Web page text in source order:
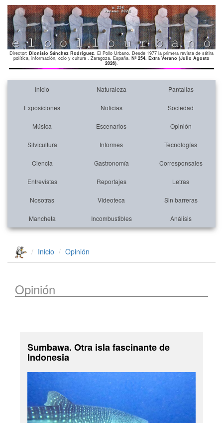
Director: Dionisio Sánchez Rodríguez. El Pollo Urbano. Desde 1977 la primera revista de sátira
política, información, ocio y cultura . Zaragoza. España. Nº 254. Extra Verano (Julio Agosto
2026).
Inicio Naturaleza Pantallas
Exposiciones Noticias Sociedad
Música Escenarios Opinión
Silvicultura Informes Tecnologías
Ciencia Gastronomía Corresponsales
Entrevistas Reportajes Letras
Nosotras Videoteca Sin barreras
Mancheta Incombustibles Análisis
Inicio Opinión
Opinión
Sumbawa. Otra isla fascinante de
Indonesia